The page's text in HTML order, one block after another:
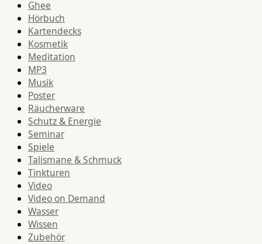
Ghee
Hörbuch
Kartendecks
Kosmetik
Meditation
MP3
Musik
Poster
Räucherware
Schutz & Energie
Seminar
Spiele
Talismane & Schmuck
Tinkturen
Video
Video on Demand
Wasser
Wissen
Zubehör